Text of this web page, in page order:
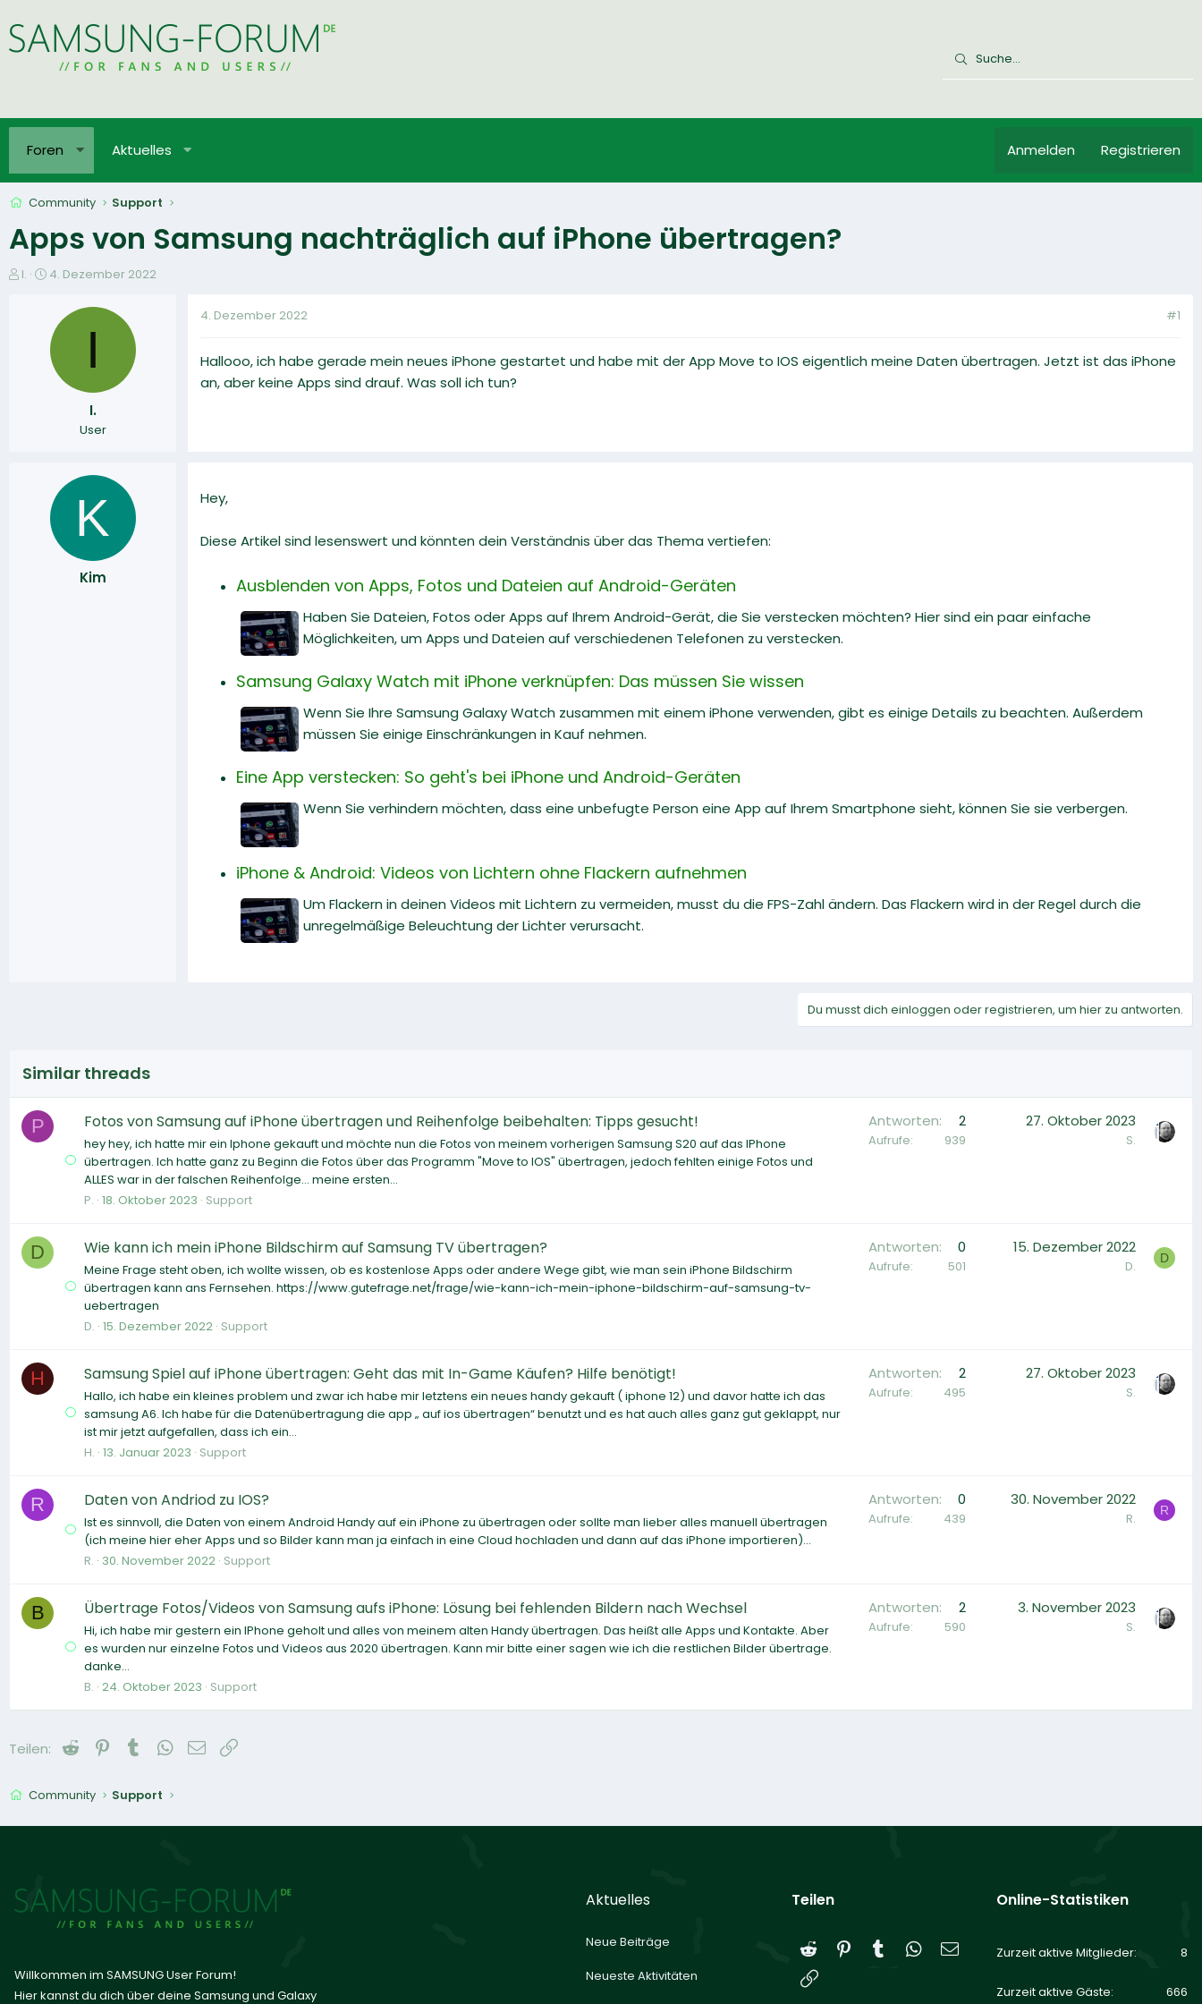
Foren Aktuelles Anmelden Registrieren
Community Support
Apps von Samsung nachträglich auf iPhone übertragen?
EI.
E
e
l
4. Dezember 2022
I
I.
User
4. Dezember 2022 #1
Hallooo, ich habe gerade mein neues iPhone gestartet und habe mit der App Move to IOS eigentlich meine Daten übertragen. Jetzt ist das iPhone
an, aber keine Apps sind drauf. Was soll ich tun?
K
Kim
Hey,
Diese Artikel sind lesenswert und könnten dein Verständnis über das Thema vertiefen:
Ausblenden von Apps, Fotos und Dateien auf Android-Geräten
Haben Sie Dateien, Fotos oder Apps auf Ihrem Android-Gerät, die Sie verstecken möchten? Hier sind ein paar einfache
Möglichkeiten, um Apps und Dateien auf verschiedenen Telefonen zu verstecken.
Samsung Galaxy Watch mit iPhone verknüpfen: Das müssen Sie wissen
Wenn Sie Ihre Samsung Galaxy Watch zusammen mit einem iPhone verwenden, gibt es einige Details zu beachten. Außerdem
müssen Sie einige Einschränkungen in Kauf nehmen.
Eine App verstecken: So geht's bei iPhone und Android-Geräten
Wenn Sie verhindern möchten, dass eine unbefugte Person eine App auf Ihrem Smartphone sieht, können Sie sie verbergen.
iPhone & Android: Videos von Lichtern ohne Flackern aufnehmen
Um Flackern in deinen Videos mit Lichtern zu vermeiden, musst du die FPS-Zahl ändern. Das Flackern wird in der Regel durch die
unregelmäßige Beleuchtung der Lichter verursacht.
Du musst dich einloggen oder registrieren, um hier zu antworten.
Similar threads
P Fotos von Samsung auf iPhone übertragen und Reihenfolge beibehalten: Tipps gesucht!
hey hey, ich hatte mir ein Iphone gekauft und möchte nun die Fotos von meinem vorherigen Samsung S20 auf das IPhone
übertragen. Ich hatte ganz zu Beginn die Fotos über das Programm "Move to IOS" übertragen, jedoch fehlten einige Fotos und
ALLES war in der falschen Reihenfolge... meine ersten...
P. 18. Oktober 2023 Support
Antworten 2
Aufrufe 939
27. Oktober 2023
S.
D Wie kann ich mein iPhone Bildschirm auf Samsung TV übertragen?
Meine Frage steht oben, ich wollte wissen, ob es kostenlose Apps oder andere Wege gibt, wie man sein iPhone Bildschirm
übertragen kann ans Fernsehen. https://www.gutefrage.net/frage/wie-kann-ich-mein-iphone-bildschirm-auf-samsung-tv-
uebertragen
D. 15. Dezember 2022 Support
Antworten 0
Aufrufe 501
15. Dezember 2022
D. D
H Samsung Spiel auf iPhone übertragen: Geht das mit In-Game Käufen? Hilfe benötigt!
Hallo, ich habe ein kleines problem und zwar ich habe mir letztens ein neues handy gekauft ( iphone 12) und davor hatte ich das
samsung A6. Ich habe für die Datenübertragung die app „ auf ios übertragen“ benutzt und es hat auch alles ganz gut geklappt, nur
ist mir jetzt aufgefallen, dass ich ein...
H. 13. Januar 2023 Support
Antworten 2
Aufrufe 495
27. Oktober 2023
S.
R Daten von Andriod zu IOS?
Ist es sinnvoll, die Daten von einem Android Handy auf ein iPhone zu übertragen oder sollte man lieber alles manuell übertragen
(ich meine hier eher Apps und so Bilder kann man ja einfach in eine Cloud hochladen und dann auf das iPhone importieren)...
R. 30. November 2022 Support
Antworten 0
Aufrufe 439
30. November 2022
R. R
B Übertrage Fotos/Videos von Samsung aufs iPhone: Lösung bei fehlenden Bildern nach Wechsel
Hi, ich habe mir gestern ein IPhone geholt und alles von meinem alten Handy übertragen. Das heißt alle Apps und Kontakte. Aber
es wurden nur einzelne Fotos und Videos aus 2020 übertragen. Kann mir bitte einer sagen wie ich die restlichen Bilder übertrage.
danke...
B. 24. Oktober 2023 Support
Antworten 2
Aufrufe 590
3. November 2023
S.
Teilen: Reddit PinterestTumblrWhatsApp
E-Mail
Community Support
Willkommen im SAMSUNG User Forum!
Hier kannst du dich über deine Samsung und Galaxy
Aktuelles
Neue Beiträge
Neueste Aktivitäten
Teilen
Reddit Pinterest
Tumblr WhatsApp
E-Mail
Online-Statistiken
Zurzeit aktive Mitglieder 8
Zurzeit aktive Gäste 666